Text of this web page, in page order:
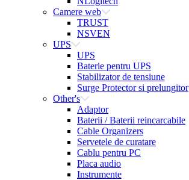
Camere web
TRUST
NSVEN
UPS
UPS
Baterie pentru UPS
Stabilizator de tensiune
Surge Protector si prelungitor
Other's
Adaptor
Baterii / Baterii reincarcabile
Cable Organizers
Servetele de curatare
Cablu pentru PC
Placa audio
Instrumente